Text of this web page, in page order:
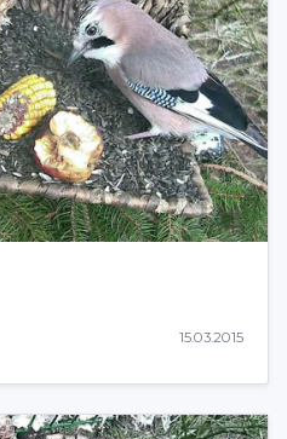
15.03.2015